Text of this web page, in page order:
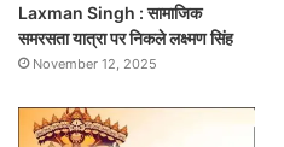
Laxman Singh : सामाजिक
समरसता यात्रा पर निकले लक्ष्मण सिंह
November 12, 2025